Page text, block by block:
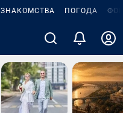
ЗНАКОМСТВА ПОГОДА